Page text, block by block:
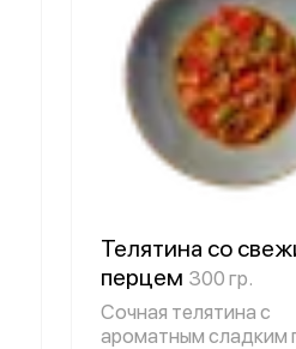
Телятина со
перцем 300 гр.
Сочная телятина с
ароматным сладким